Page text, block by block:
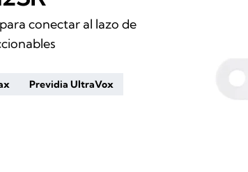
conectar al lazo de
Previdia UltraVox